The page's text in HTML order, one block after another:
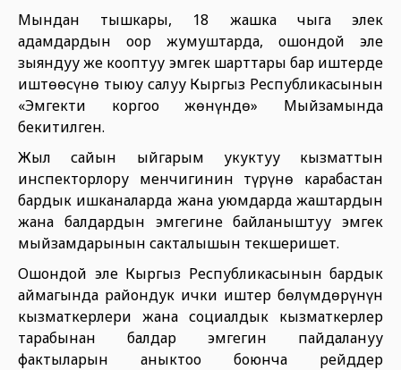
Мындан тышкары, 18 жашка чыга элек
адамдардын оор жумуштарда, ошондой эле
зыяндуу же кооптуу эмгек шарттары бар иштерде
иштөөсүнө тыюу салуу Кыргыз Республикасынын
«Эмгекти коргоо жөнүндө» Мыйзамында
бекитилген.
Жыл сайын ыйгарым укуктуу кызматтын
инспекторлору менчигинин түрүнө карабастан
бардык ишканаларда жана уюмдарда жаштардын
жана балдардын эмгегине байланыштуу эмгек
мыйзамдарынын сакталышын текшеришет.
Ошондой эле Кыргыз Республикасынын бардык
аймагында райондук ички иштер бөлүмдөрүнүн
кызматкерлери жана социалдык кызматкерлер
тарабынан балдар эмгегин пайдалануу
фактыларын аныктоо боюнча рейддер